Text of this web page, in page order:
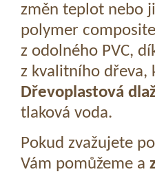
změn teplot nebo
polymer
z odolného PVC,
z kvalitního dřeva,
Dřevoplastová
tlaková voda.
Pokud zvažujete
Vám pomůžeme a